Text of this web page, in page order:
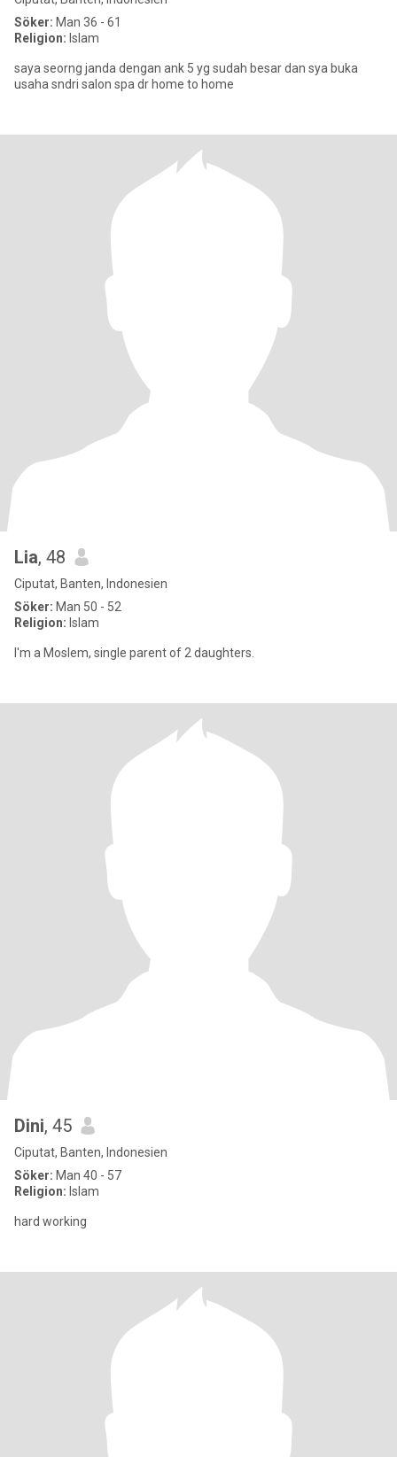
Söker: Man 36 - 61
Religion: Islam
saya seorng janda dengan ank 5 yg sudah besar dan sya buka
usaha sndri salon spa dr home to home
Lia, 48
Ciputat, Banten, Indonesien
Söker: Man 50 - 52
Religion: Islam
I'm a Moslem, single parent of 2 daughters.
Dini, 45
Ciputat, Banten, Indonesien
Söker: Man 40 - 57
Religion: Islam
hard working